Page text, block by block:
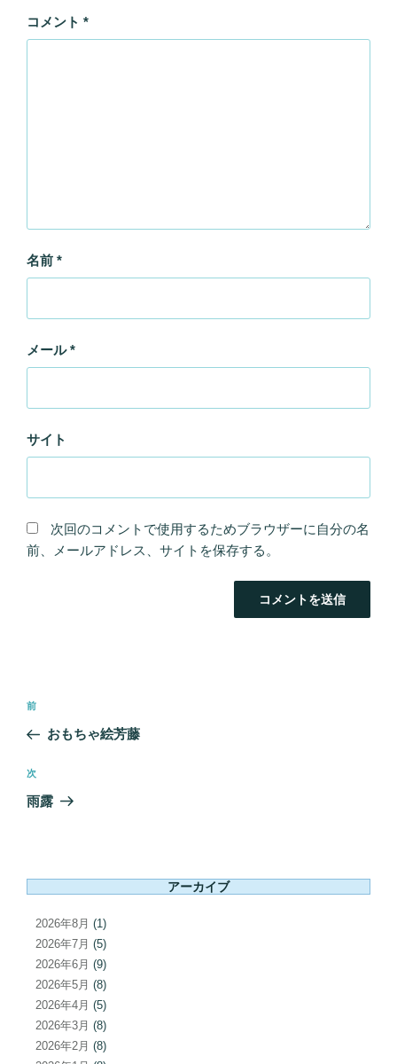
コメント *
名前 *
メール*
サイト
次回のコメントで使用するためブラウザーに自分の名
前、メールアドレス、サイトを保存する。
ナ
ビ
ー
ン
前
の
稿
前
おもちゃ絵芳藤
次
の
次
雨露
アーカイブ
2026年8月 (1)
2026年7月 (5)
2026年6月 (9)
2026年5月 (8)
2026年4月 (5)
2026年3月 (8)
2026年2月 (8)